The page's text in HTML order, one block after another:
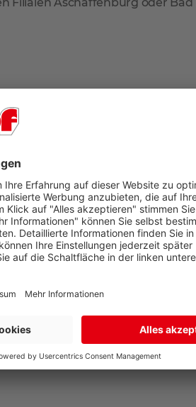
tagsüber nicht zuhause
zur Rechnungsadresse an.
Ihr Produkt zur
Briefkasten.
der Artikelseite unter dem